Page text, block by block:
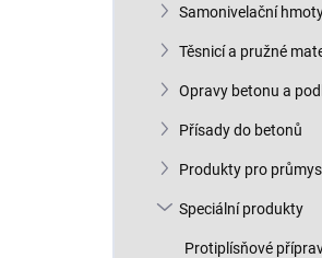
Samonivelační
Těsnicí a pružné
Opravy betonu a
Přísady do betonů
Produkty pro
Speciální produkty
Protiplísňové